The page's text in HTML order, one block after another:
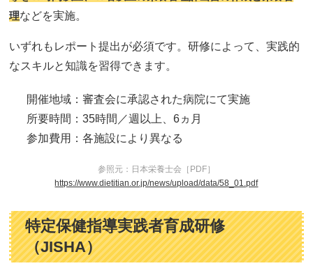
理などを実施。
いずれもレポート提出が必須です。研修によって、実践的
なスキルと知識を習得できます。
開催地域：審査会に承認された病院にて実施
所要時間：35時間／週以上、6ヵ月
参加費用：各施設により異なる
参照元：日本栄養士会［PDF］
https://www.dietitian.or.jp/news/upload/data/58_01.pdf
特定保健指導実践者育成研修
（JISHA）